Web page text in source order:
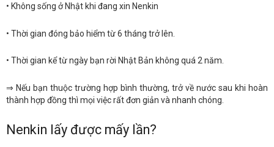
• Không sống ở Nhật khi đang xin Nenkin
• Thời gian đóng bảo hiểm từ 6 tháng trở lên.
• Thời gian kể từ ngày bạn rời Nhật Bản không quá 2 năm.
⇒ Nếu bạn thuộc trường hợp bình thường, trở về nước sau khi hoàn
thành hợp đồng thì mọi việc rất đơn giản và nhanh chóng.
Nenkin lấy được mấy lần?